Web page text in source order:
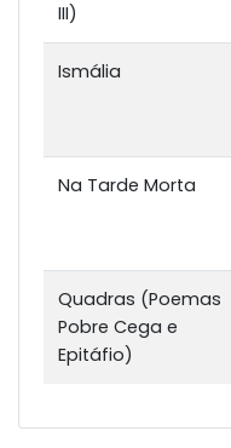
III)
Ismália
Na Tarde Morta
Quadras (Poemas
Pobre Cega e
Epitáfio)